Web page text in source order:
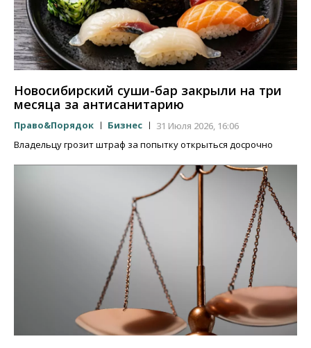
Новосибирский суши-бар закрыли на три
месяца за антисанитарию
Право&Порядок Бизнес
31 Июля 2026, 16:06
Владельцу грозит штраф за попытку открыться досрочно